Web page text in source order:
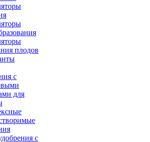
плодов
с
для
с